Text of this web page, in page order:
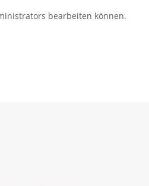
bearbeiten können.